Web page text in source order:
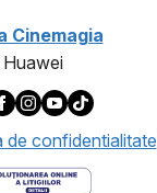
Cinemagia
de confidentialitate